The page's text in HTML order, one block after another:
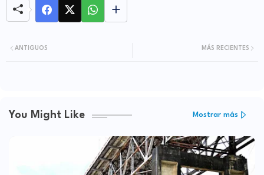
MÁS RECIENTES
ANTIGUOS
You Might Like Mostrar más